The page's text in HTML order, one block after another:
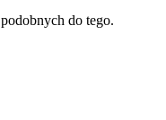
do tego.